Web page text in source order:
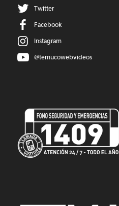
Twitter
Facebook
Instagram
@temucowebvideos